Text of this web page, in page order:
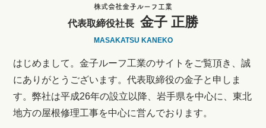
株式会社金子ルーフ工業
代表取締役社長 金子 正勝
MASAKATSU KANEKO
はじめまして。金子ルーフ工業のサイトをご覧頂き、誠
にありがとうございます。代表取締役の金子と申しま
す。弊社は平成26年の設立以降、岩手県を中心に、東北
地方の屋根修理工事を中心に営んでおります。